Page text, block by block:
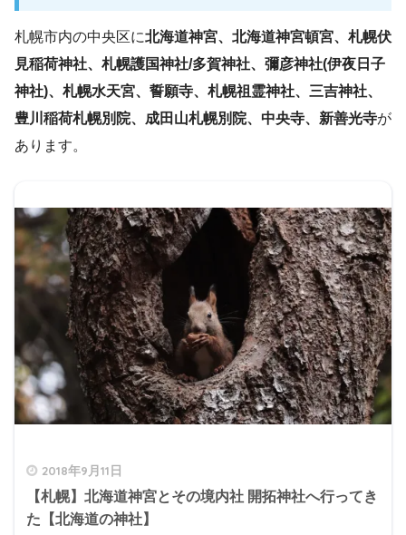
札幌市内の中央区に北海道神宮、北海道神宮頓宮、札幌伏
見稲荷神社、札幌護国神社/多賀神社、彌彦神社(伊夜日子
神社)、札幌水天宮、誓願寺、札幌祖霊神社、三吉神社、
豊川稲荷札幌別院、成田山札幌別院、中央寺、新善光寺が
あります。
2018年9月11日
【札幌】北海道神宮とその境内社 開拓神社へ行ってき
た【北海道の神社】